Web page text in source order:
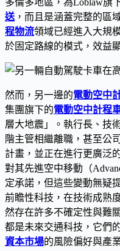
多倫多地區，為Loblaw旗
送 ，而且是涵蓋完整的區
程物流領域已經進入大規
於固定路線的模式，效益
然而，另一邊的電動空中
集團旗下的電動空中計程
層大地震」。執行長、技
階主管相繼離職，甚至公
計畫，並正在進行更廣泛
對其先進空中移動（
定承諾，但這些變動無疑
前瞻性科技，在技術成熟
然存在許多不確定性與難
都是未來交通科技，它們
資本市場的風險偏好與產